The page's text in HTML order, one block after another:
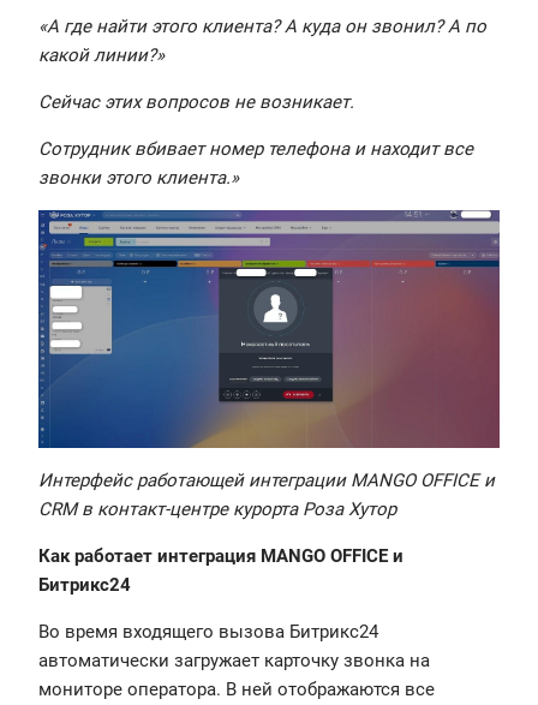
«А где найти этого клиента? А куда он звонил? А по
какой линии?»
Сейчас этих вопросов не возникает.
Сотрудник вбивает номер телефона и находит все
звонки этого клиента.»
Интерфейс работающей интеграции MANGO OFFICE и
CRM в контакт-центре курорта Роза Хутор
Как работает интеграция MANGO OFFICE и
Битрикс24
Во время входящего вызова Битрикс24
автоматически загружает карточку звонка на
мониторе оператора. В ней отображаются все